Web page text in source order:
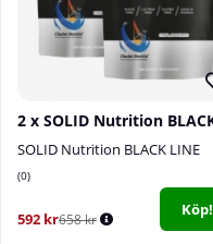
SOLID Nutrition BLACK LINE
0
592 kr658 kr
Köp!